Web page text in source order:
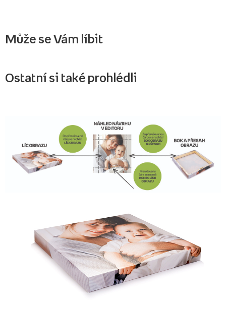
Může se Vám líbit
Ostatní si také prohlédli